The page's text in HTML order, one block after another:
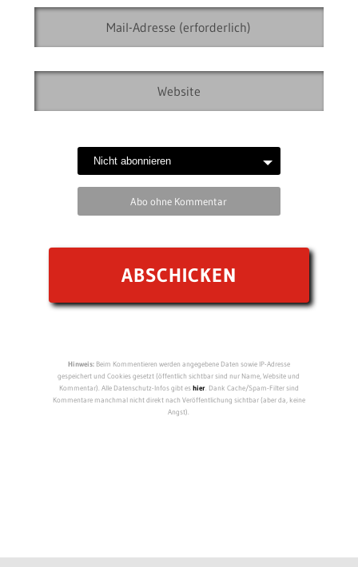
Abo ohne Kommentar
Hinweis:Beim Kommentieren werden angegebene Daten sowie IP-Adresse
gespeichert und Cookies gesetzt (öffentlich sichtbar sind nur Name, Website und
Kommentar). Alle Datenschutz-Infos gibt eshier. Dank Cache/Spam-Filter sind
Kommentare manchmal nicht direkt nach Veröffentlichung sichtbar (aber da, keine
Angst).